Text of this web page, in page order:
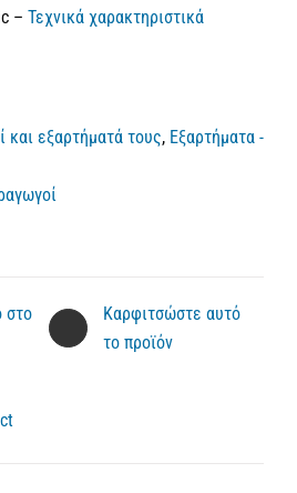
– Τεχνικά χαρακτηριστικά
και εξαρτήματά τους, Εξαρτήματα -
στο
Καρφιτσώστε αυτό
το προϊόν